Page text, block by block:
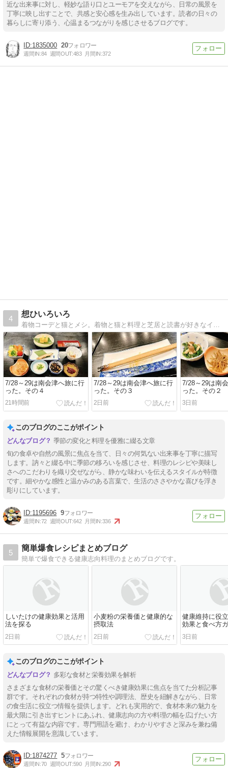
近な出来事に対し、軽妙な語り口とユーモアを交えながら、日常の風景を
丁寧に映し出すことで、共感と安心感を生み出しています。読者の日々の
暮らしに寄り添う、心温まるつながりを感じさせるブログです。
1835000 20
週間IN:84 週間OUT:483 月間IN:372
4
想ひいろいろ
7/28～29は南会津へ旅に行
った。その４
21時間前
7/28～29は南会津へ旅に行
った。その３
2日前
7/28～29は南
った。その２
3日前
このブログのここがポイント
季節の変化と料理を優雅に綴る文章
旬の食卓や自然の風景に焦点を当て、日々の何気ない出来事を丁寧に描写
します。訥々と綴る中に季節の移ろいを感じさせ、料理のレシピや美味し
さへのこだわりを織り交ぜながら、静かな味わいを伝えるスタイルが特徴
です。細やかな感性と温かみのある言葉で、生活のささやかな喜びを浮き
彫りにしています。
1195696 9
週間IN:72 週間OUT:642 月間IN:336
5
簡単爆食レシピまとめブログ
簡単で爆食できる健康志向料理のまとめブログです。
しいたけの健康効果と活用
法を探る
2日前
小麦粉の栄養価と健康的な
摂取法
2日前
健康維持に役
効果と食べ方
3日前
このブログのここがポイント
多彩な食材と栄養効果を解析
さまざまな食材の栄養価とその驚くべき健康効果に焦点を当てた分析記事
群です。それぞれの食材が持つ特性や調理法、歴史を紐解きながら、日常
の食生活に役立つ情報を提供します。どれも実用的で、食材本来の魅力を
最大限に引き出すヒントにあふれ、健康志向の方や料理の幅を広げたい方
にとって有益な内容です。専門用語を避け、わかりやすさと深みを兼ね備
えた情報展開を意識しています。
1874277 5
週間IN:70 週間OUT:590 月間IN:290